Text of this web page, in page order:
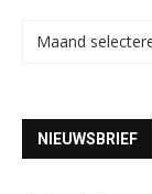
NIEUWSBRIEF